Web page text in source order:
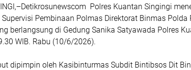
Polres Kuantan Singingi
Pembinaan Polmas Direktorat Binmas Polda
berlangsung di Gedung Sanika Satyawada Polres
WIB. Rabu (10/6/2026).
dipimpin oleh Kasibinturmas Subdit Bintibsos Dit